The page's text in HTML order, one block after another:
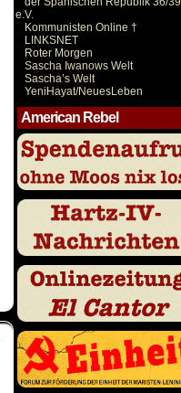
e.V.
Kommunisten Online †
LINKSNET
Roter Morgen
Sascha Iwanows Welt
Sascha’s Welt
YeniHayat/NeuesLeben
American Rebel